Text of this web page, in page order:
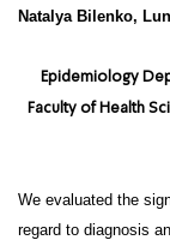
Natalya Bilenko,
Epidemiology
Faculty of Health
We evaluated the
regard to diagnosis